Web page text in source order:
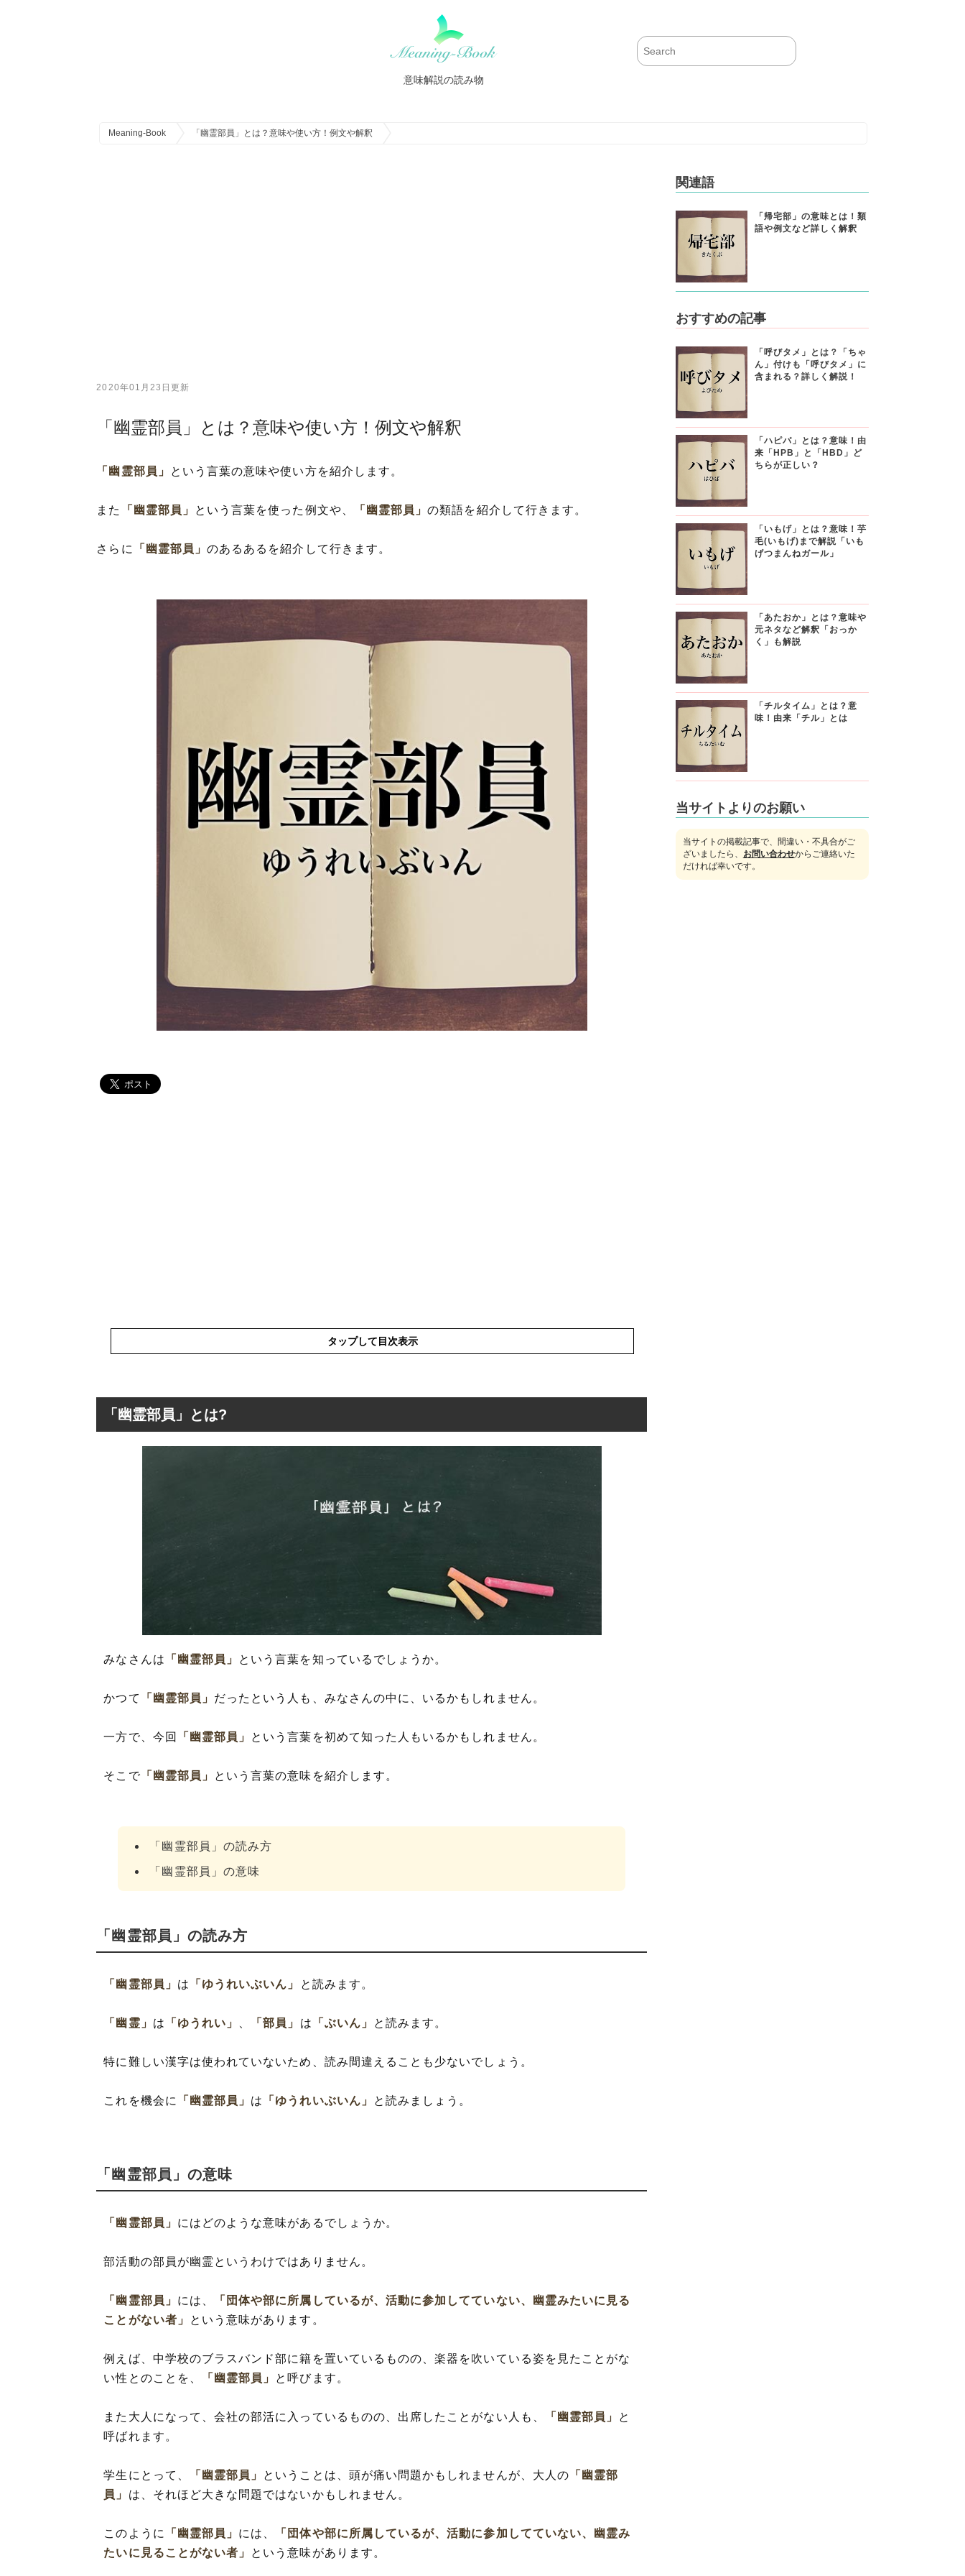
意味解説の読み物
Meaning-Book 「幽霊部員」とは？意味や使い方！例文や解釈
2020年01月23日更新
「幽霊部員」とは？意味や使い方！例文や解釈
「幽霊部員」 という言葉の意味や使い方を紹介します。
また 「幽霊部員」 という言葉を使った例文や、 「幽霊部員」の類語を紹介して行きます。
さらに 「幽霊部員」のあるあるを紹介して行きます。
タップして目次表示
「幽霊部員」の英語
「幽霊部員」を使った例文や短文など
「幽霊部員」とは?
みなさんは 「幽霊部員」 という言葉を知っているでしょうか。
かつて 「幽霊部員」 だったという人も、みなさんの中に、いるかもしれません。
一方で、今回 「幽霊部員」 という言葉を初めて知った人もいるかもしれません。
そこで「幽霊部員」 という言葉の意味を紹介します。
「幽霊部員」の読み方
「幽霊部員」の意味
「幽霊部員」の読み方
「幽霊部員」 は 「ゆうれいぶいん」 と読みます。
「幽霊」 は 「ゆうれい」 「部員」 は 「ぶいん」 と読みます。
特に難しい漢字は使われていないため、読み間違えることも少ないでしょう。
これを機会に 「幽霊部員」 は 「ゆうれいぶいん」 と読みましょう。
「幽霊部員」の意味
「幽霊部員」 にはどのような意味があるでしょうか。
部活動の部員が幽霊というわけではありません。
「幽霊部員」 には、
「団体や部に所属しているが、活動に参加してていない、幽霊みたいに見る
ことがない者」
という意味があります。
例えば、中学校のブラスバンド部に籍を置いているものの、楽器を吹いている姿を見たことがな
い性とのことを、
「幽霊部員」 と呼びます。
また大人になって、会社の部活に入っているものの、出席したことがない人も、 「幽霊部員」
と
呼ばれます。
学生にとって、 「幽霊部員」 ということは、頭が痛い問題かもしれませんが、大人の 「幽霊部
員」 は、それほど大きな問題ではないかもしれません。
このように 「幽霊部員」 には、
「団体や部に所属しているが、活動に参加してていない、幽霊み
たいに見ることがない者」
という意味があります。
関連語
「帰宅部」の意味とは！類
語や例文など詳しく解釈
おすすめの記事
「呼びタメ」とは？「ちゃ
ん」付けも「呼びタメ」に
含まれる？詳しく解説！
「ハピバ」とは？意味！由
来「HPB」と「HBD」ど
ちらが正しい？
「いもげ」とは？意味！芋
毛(いもげ)まで解説「いも
げつまんねガール」
「あたおか」とは？意味や
元ネタなど解釈「おっか
く」も解説
「チルタイム」とは？意
味！由来「チル」とは
当サイトよりのお願い
当サイトの掲載記事で、間違い・不具合がご
ざいましたら、 お問い合わせからご連絡いた
だければ幸いです。